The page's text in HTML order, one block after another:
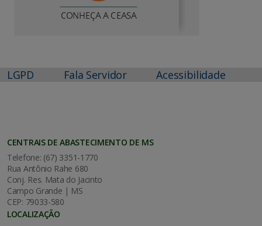
LGPD Fala Servidor Acessibilidade
CENTRAIS DE ABASTECIMENTO DE MS
Telefone: (67) 3351-1770
Rua Antônio Rahe 680
Conj. Res. Mata do Jacinto
Campo Grande | MS
CEP: 79033-580
LOCALIZAÇÃO